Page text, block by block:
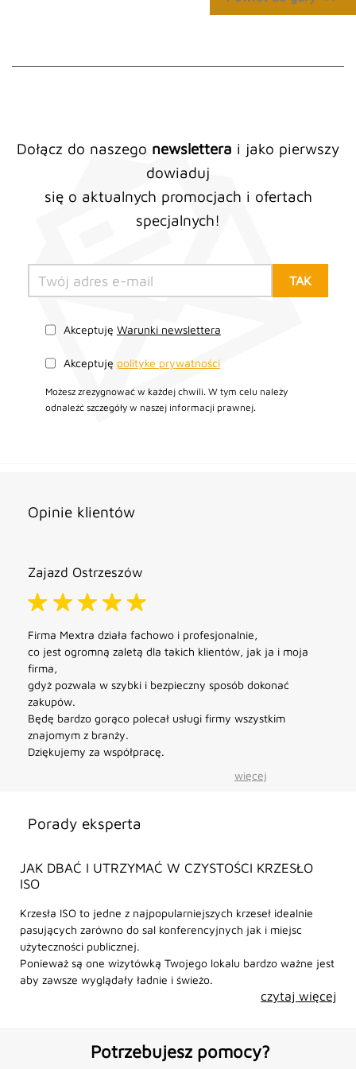
Dołącz do naszego newslettera i jako pierwszy
dowiaduj
się o aktualnych promocjach i ofertach
specjalnych!
Akceptuję Warunki newslettera
Akceptuję polityke prywatności
Możesz zrezygnować w każdej chwili. W tym celu należy
odnaleźć szczegóły w naszej informacji prawnej.
Porady eksperta
JAK DBAĆ I UTRZYMAĆ W CZYSTOŚCI KRZESŁO
ISO
Krzesła ISO to jedne z najpopularniejszych krzeseł idealnie
pasujących zarówno do sal konferencyjnych jak i miejsc
użyteczności publicznej.
Ponieważ są one wizytówką Twojego lokalu bardzo ważne jest
aby zawsze wyglądały ładnie i świeżo.
czytaj więcej
Opinie klientów
Zajazd Ostrzeszów
Firma Mextra działa fachowo i profesjonalnie,
co jest ogromną zaletą dla takich klientów, jak ja i moja
firma,
gdyż pozwala w szybki i bezpieczny sposób dokonać
zakupów.
Będę bardzo gorąco polecał usługi firmy wszystkim
znajomym z branży.
Dziękujemy za współpracę.
więcej
Potrzebujesz pomocy?